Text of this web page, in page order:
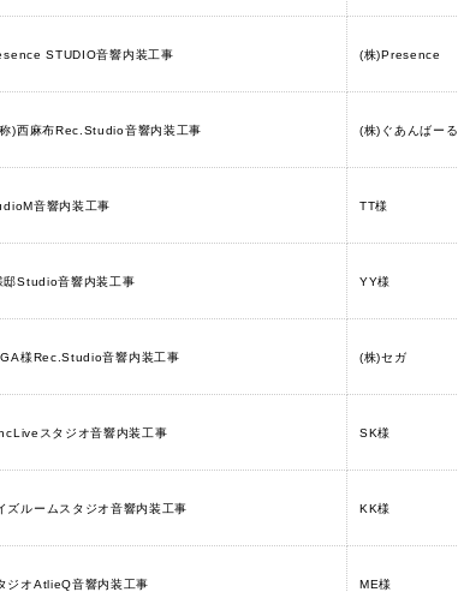
STUDIO音響内装工事 (株)Presence
)西麻布Rec.Studio音響内装工事 (株)ぐあんばーる
音響内装工事 TT様
邸Studio音響内装工事 YY様
様Rec.Studio音響内装工事 (株)セガ
スタジオ音響内装工事 SK様
ズルームスタジオ音響内装工事 KK様
ジオAtlieQ音響内装工事 ME様